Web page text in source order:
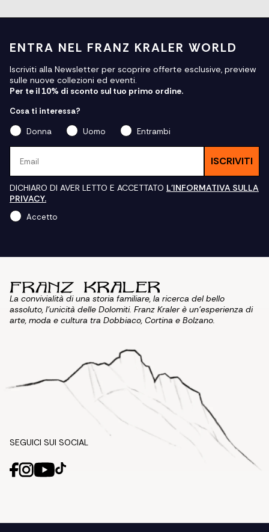
ENTRA NEL FRANZ KRALER WORLD
Iscriviti alla Newsletter per scoprire offerte esclusive, preview
sulle nuove collezioni ed eventi.
Per te il 10% di sconto sul tuo primo ordine.
Cosa ti interessa?
Donna
Uomo
Entrambi
ISCRIVITI
DICHIARO DI AVER LETTO E ACCETTATO L'INFORMATIVA SULLA
PRIVACY.
Accetto
La convivialità di una storia familiare, la ricerca del bello
assoluto, l'unicità delle Dolomiti. Franz Kraler è un'esperienza di
arte, moda e cultura tra Dobbiaco, Cortina e Bolzano.
SEGUICI SUI SOCIAL